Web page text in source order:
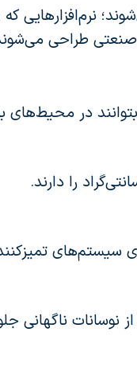
نرم‌افزارهایی که
طراحی
در محیط‌های
سیستم‌های
نوسانات ناگهانی